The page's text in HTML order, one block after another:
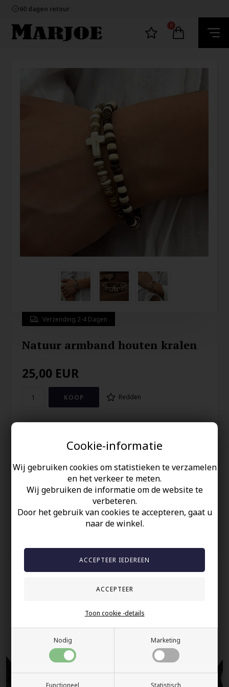
Cookie-informatie
Wij gebruiken cookies om statistieken te verzamelen
en het verkeer te meten.
Wij gebruiken de informatie om de website te
verbeteren.
Door het gebruik van cookies te accepteren, gaat u
naar de winkel.
Nodig Marketing
Functioneel Statistisch
Toon cookie -details
60 dagen retour
Ecommerce Europe
100% nikkelvrij sieraden
60 dagen retour
0
Verzending 2-4 Dagen
Natuur armband houten kralen
25,00 EUR
Redden
Uw veiligheid
100% nikkelvrij sieraden
Anderen gekocht hebben ook